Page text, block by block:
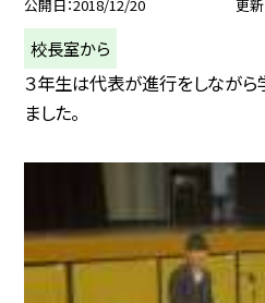
公開日 2018/12/20 更
校長室から
３年生は代表が進行をしなが
ました。